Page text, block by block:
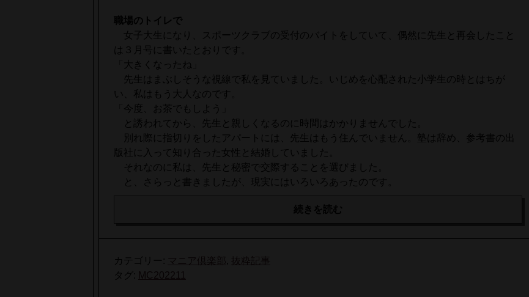
職場のトイレで
女子大生になり、スポーツクラブの受付のバイトをしていて、偶然に先生と再会したこと
は３月号に書いたとおりです。
「大きくなったね」
先生はまぶしそうな視線で私を見ていました。いじめを心配された小学生の時とはちが
い、私はもう大人なのです。
「今度、お茶でもしよう」
と誘われてから、先生と親しくなるのに時間はかかりませんでした。
別れ際に指切りをしたアパートには、先生はもう住んでいません。塾は辞め、参考書の出
版社に入って知り合った女性と結婚していました。
それなのに私は、先生と秘密で交際することを選びました。
と、さらっと書きましたが、現実にはいろいろあったのです。
続きを読む
カテゴリー: マニア倶楽部 ,
抜粋記事
タグ: MC202211